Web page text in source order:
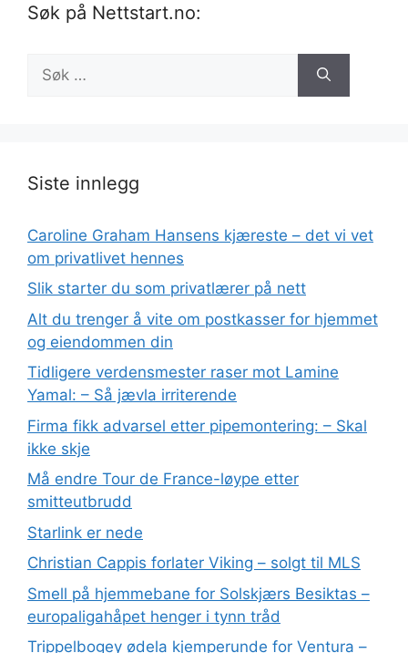
Søk på Nettstart.no:
etter:
Siste innlegg
Caroline Graham Hansens kjæreste – det vi vet
om privatlivet hennes
Slik starter du som privatlærer på nett
Alt du trenger å vite om postkasser for hjemmet
og eiendommen din
Tidligere verdensmester raser mot Lamine
Yamal: – Så jævla irriterende
Firma fikk advarsel etter pipemontering: – Skal
ikke skje
Må endre Tour de France-løype etter
smitteutbrudd
Starlink er nede
Christian Cappis forlater Viking – solgt til MLS
Smell på hjemmebane for Solskjærs Besiktas –
europaligahåpet henger i tynn tråd
Trippelbogey ødela kjemperunde for Ventura –